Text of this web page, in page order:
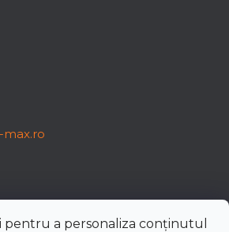
pentru a personaliza conținutul
max.ro